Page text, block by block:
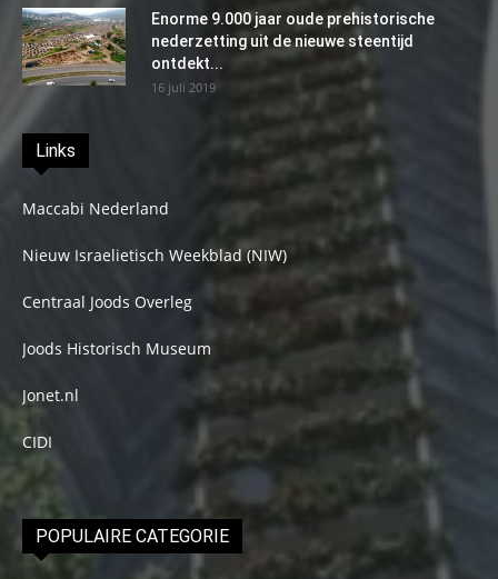
Enorme 9.000 jaar oude prehistorische
nederzetting uit de nieuwe steentijd
ontdekt...
16 juli 2019
Links
Maccabi Nederland
Nieuw Israelietisch Weekblad (NIW)
Centraal Joods Overleg
Joods Historisch Museum
Jonet.nl
CIDI
POPULAIRE CATEGORIE